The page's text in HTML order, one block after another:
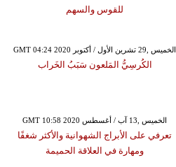
للقوس والسهم
GMT 04:24 2020 الخميس ,29 تشرين الأول / أكتوبر
الكُرسِيُّ المَلعون سَبَبُ الخَراب
GMT 10:58 2020 الخميس ,13 آب / أغسطس
تعرفي على الأبراج الشهوانية والأكثر شغفًا
ومهارة في العلاقة الحميمة